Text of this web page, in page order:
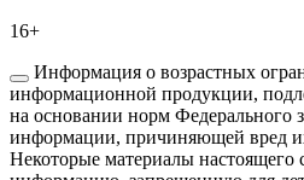
16+
Информация о возрастных
информационной продукции,
на основании норм Федерального
информации, причиняющей вред
Некоторые материалы настоящего